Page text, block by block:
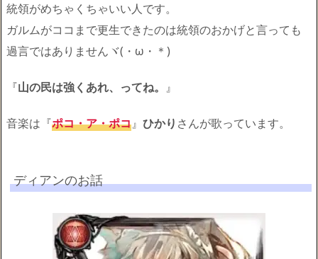
統領がめちゃくちゃいい人です。
ガルムがココまで更生できたのは統領のおかげと言っても
過言ではありませんヾ(・ω・＊)
『山の民は強くあれ、ってね。 』
音楽は『ポコ・ア・ポコ』 ひかり さんが歌っています。
ディアンのお話